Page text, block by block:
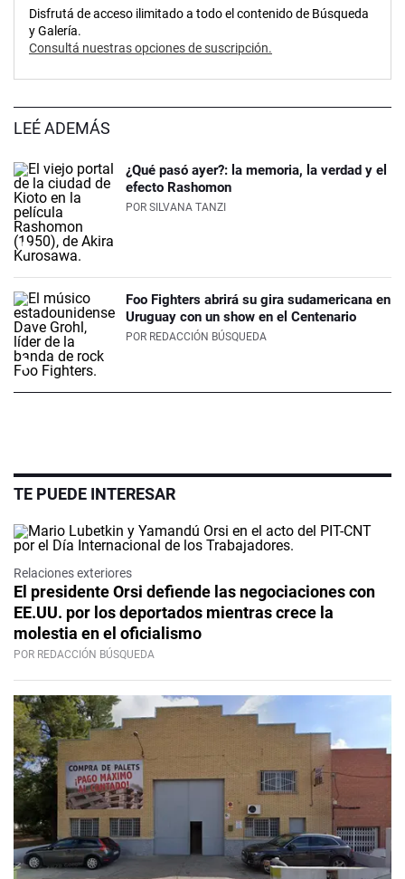
Disfrutá de acceso ilimitado a todo el contenido de Búsqueda
y Galería.
Consultá nuestras opciones de suscripción.
LEÉ ADEMÁS
¿Qué pasó ayer?: la memoria, la verdad y el
efecto Rashomon
POR SILVANA TANZI
Foo Fighters abrirá su gira sudamericana en
Uruguay con un show en el Centenario
POR REDACCIÓN BÚSQUEDA
TE PUEDE INTERESAR
Relaciones exteriores
El presidente Orsi defiende las negociaciones con
EE.UU. por los deportados mientras crece la
molestia en el oficialismo
POR REDACCIÓN BÚSQUEDA